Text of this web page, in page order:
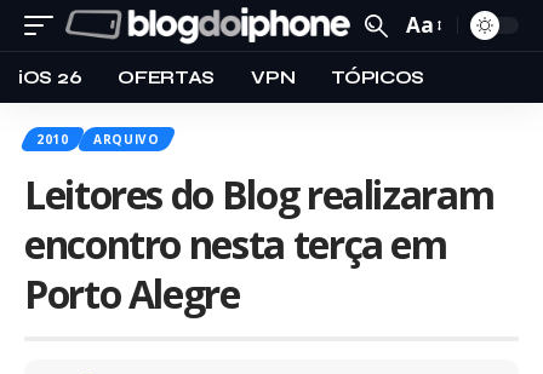
Aa
iOS 26 OFERTAS VPN TÓPICOS
2010 ARQUIVO
Leitores do Blog realizaram
encontro nesta terça em
Porto Alegre